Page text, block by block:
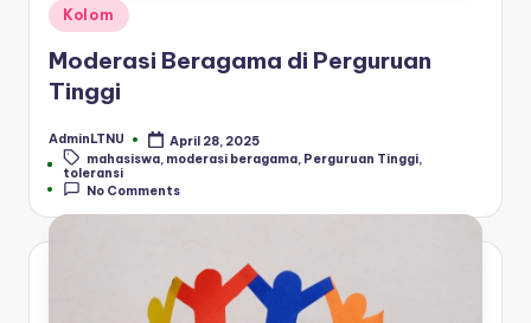
Posted
in
Kolom
Moderasi Beragama di Perguruan
Tinggi
Posted
by
AdminLTNU
April 28, 2025
Tags:mahasiswa, moderasi beragama, Perguruan Tinggi,
toleransi
No Comments